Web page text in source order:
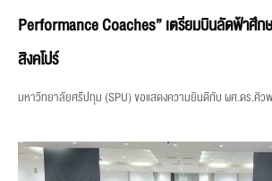
Performance Coaches” เตรียมบินลัดฟ้าศึ
สิงคโปร์
มหาวิทยาลัยศรีปทุม (SPU) ขอแสดงความยินดีกับ ผศ.ดร.ศิว